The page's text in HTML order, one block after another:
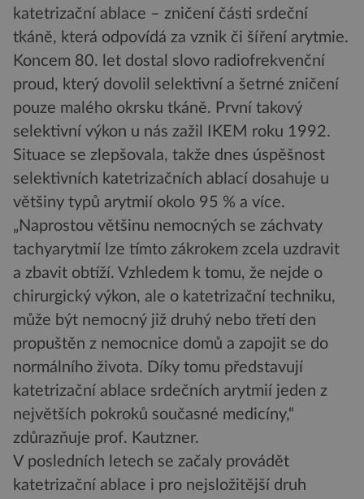
katetrizační ablace – zničení části srdeční
tkáně, která odpovídá za vznik či šíření arytmie.
Koncem 80. let dostal slovo radiofrekvenční
proud, který dovolil selektivní a šetrné zničení
pouze malého okrsku tkáně. První takový
selektivní výkon u nás zažil IKEM roku 1992.
Situace se zlepšovala, takže dnes úspěšnost
selektivních katetrizačních ablací dosahuje u
většiny typů arytmií okolo 95 % a více.
„Naprostou většinu nemocných se záchvaty
tachyarytmií lze tímto zákrokem zcela uzdravit
a zbavit obtíží. Vzhledem k tomu, že nejde o
chirurgický výkon, ale o katetrizační techniku,
může být nemocný již druhý nebo třetí den
propuštěn z nemocnice domů a zapojit se do
normálního života. Díky tomu představují
katetrizační ablace srdečních arytmií jeden z
největších pokroků současné medicíny,“
zdůrazňuje prof. Kautzner.
V posledních letech se začaly provádět
katetrizační ablace i pro nejsložitější druh